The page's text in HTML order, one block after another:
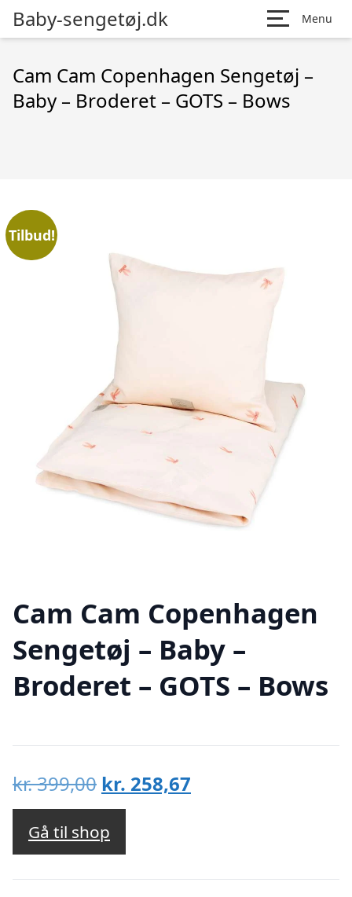
Baby-sengetøj.dk Menu
Cam Cam Copenhagen Sengetøj –
Baby – Broderet – GOTS – Bows
Tilbud!
Cam Cam Copenhagen
Sengetøj – Baby –
Broderet – GOTS – Bows
kr.399,00 Den
oprindelige
pris
var:
kr. 399,00.
kr. 258,67
kr. 258,67.
Gå til shop